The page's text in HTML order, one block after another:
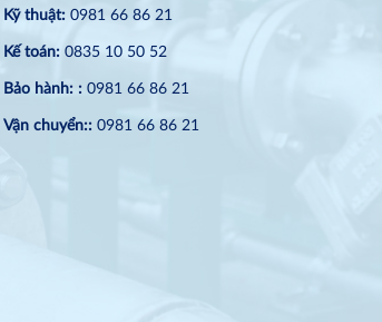
Kỹ thuật: 0981 66 86 21
Kế toán: 0835 10 50 52
Bảo hành: : 0981 66 86 21
Vận chuyển:: 0981 66 86 21